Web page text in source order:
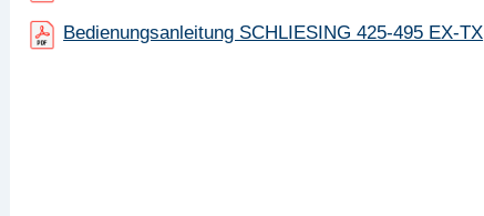
Bedienungsanleitung SCHLIESING 425-495 EX-TX